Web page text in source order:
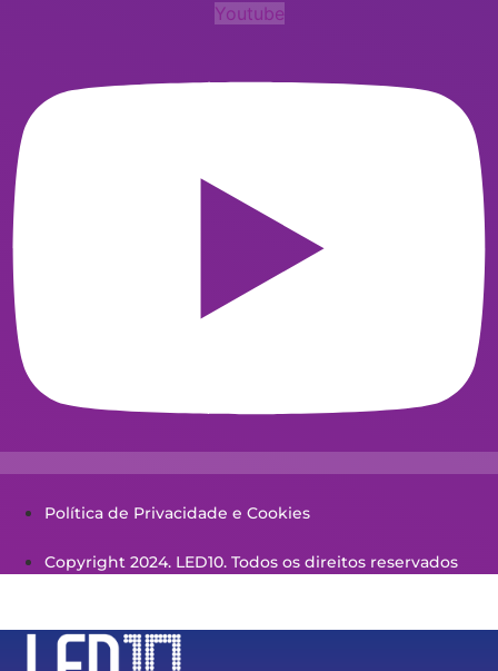
Youtube
Política de Privacidade e Cookies
Copyright 2024. LED10. Todos os direitos reservados